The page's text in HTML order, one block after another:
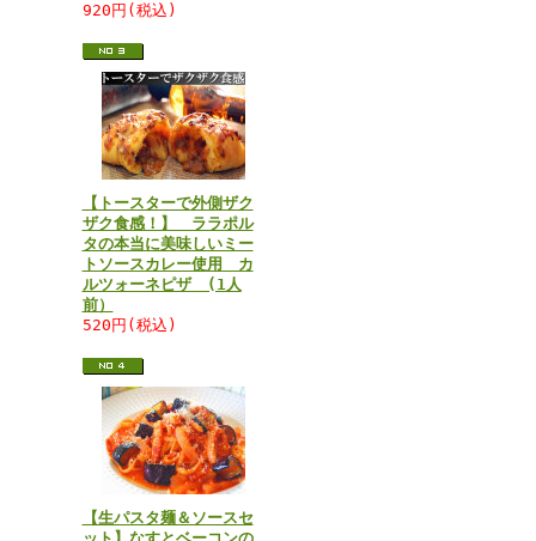
920円(税込)
【トースターで外側ザク
ザク食感！】 ララポル
タの本当に美味しいミー
トソースカレー使用 カ
ルツォーネピザ (1人
前）
520円(税込)
【生パスタ麺＆ソースセ